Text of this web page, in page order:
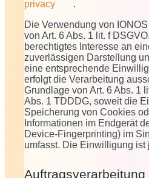
privacy
.
Die Verwendung von
von Art. 6 Abs. 1 lit. f
berechtigtes Interesse an
zuverlässigen Darstellung
eine entsprechende
erfolgt die Verarbeitung
Grundlage von Art. 6 Abs. 1
Abs. 1 TDDDG, soweit die
Speicherung von Cookies
Informationen im Endgerät
Device-Fingerprinting) im
umfasst. Die Einwilligung ist
Auftragsverarbeitung